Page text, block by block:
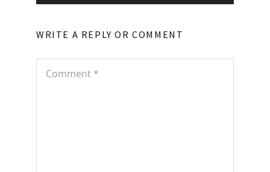
WRITE A REPLY OR COMMENT